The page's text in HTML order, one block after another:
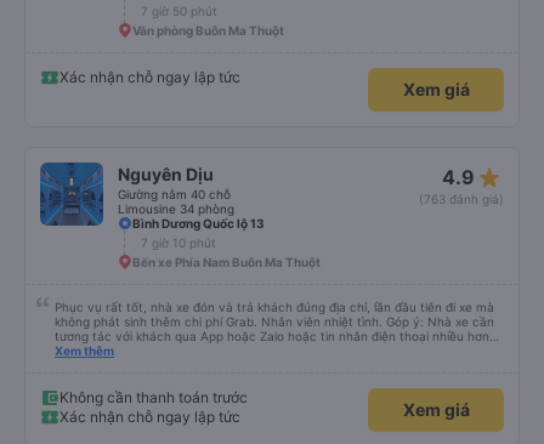
7 giờ 50 phút
Văn phòng Buôn Ma Thuột
Xác nhận chỗ ngay lập tức
Xem giá
Nguyên Dịu
Giường nằm 40 chỗ
Limousine 34 phòng
4.9 star_rate
(763 đánh giá)
Bình Dương Quốc lộ 13
7 giờ 10 phút
Bến xe Phía Nam Buôn Ma Thuột
Phục vụ rất tốt, nhà xe đón và trả khách đúng địa chỉ, lần đầu tiên đi xe mà
không phát sinh thêm chi phí Grab. Nhân viên nhiệt tình. Góp ý: Nhà xe cần
tương tác với khách qua App hoặc Zalo hoặc tin nhắn điện thoại nhiều hơn
nữa để hành khách yên tâm đặc biệt là khách đặt vé qua App. Chân thành
Xem thêm
Không cần thanh toán trước
Xác nhận chỗ ngay lập tức
Xem giá